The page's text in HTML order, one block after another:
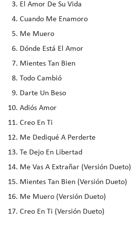
El Amor De Su Vida
Cuando Me Enamoro
Me Muero
Dónde Está El Amor
Mientes Tan Bien
Todo Cambió
Darte Un Beso
Adiós Amor
Creo En Ti
Me Dediqué A Perderte
Te Dejo En Libertad
Me Vas A Extrañar (Versión Dueto)
Mientes Tan Bien (Versión Dueto)
Me Muero (Versión Dueto)
Creo En Ti (Versión Dueto)